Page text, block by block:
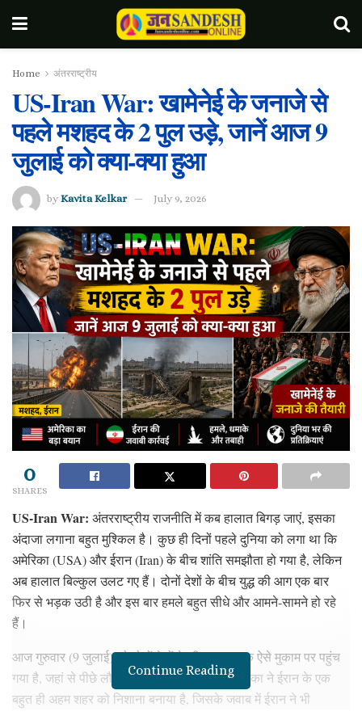
Home अंतरराष्ट्रीय
US-Iran War: खामेनेई के जनाजे से
पहले मशहद के 2 पुल उड़े, जानें आज 9
जुलाई को क्या-क्या हुआ
by Kavita Kelkar July 9, 2026
0
SHARES
US-Iran War: अंतरराष्ट्रीय राजनीति में कब हालात बिगड़ जाएं, इसका
अंदाजा लगाना बहुत मुश्किल है। कुछ ही दिनों पहले दुनिया को लगा था कि
अमेरिका (USA) और ईरान (Iran) के बीच शांति समझौता हो गया है, लेकिन
अब हालात बिल्कुल उलट गए हैं। दोनों देशों के बीच युद्ध की आग एक बार
फिर से भड़क उठी है और इस बार हमले बहुत सीधे और आमने-सामने हो रहे
हैं।
आज गुरुवार (9 जुलाई) को दोनों देशों के बीच तनाव एक ऐसे मुकाम पर पहुंच
गया है, जहां से पीछे लौटना मुश्किल लग रहा है। अमेरिका ने ईरान के एक
बहुत ही अहम शहर को निशाना बनाया है, जिसके जवाब में ईरान ने भी
Continue Reading